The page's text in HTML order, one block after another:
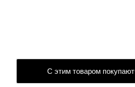
С этим товаром покупают